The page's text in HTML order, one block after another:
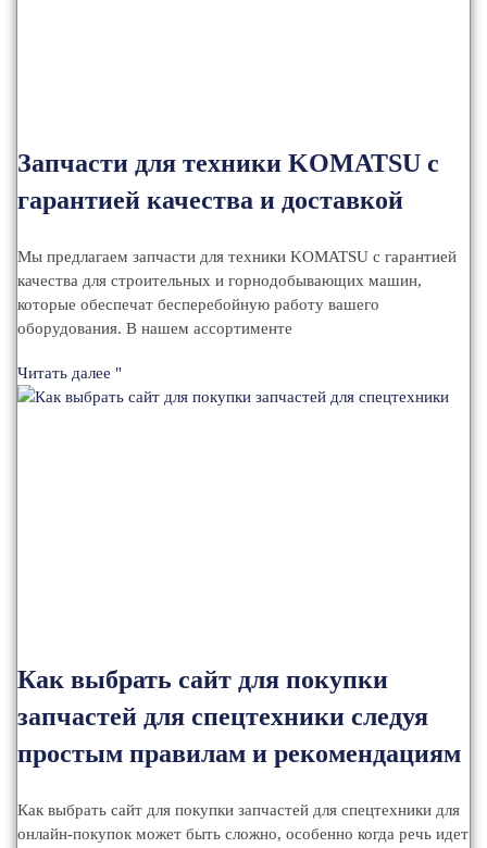
Запчасти для техники KOMATSU с
гарантией качества и доставкой
Мы предлагаем запчасти для техники KOMATSU с гарантией
качества для строительных и горнодобывающих машин,
которые обеспечат бесперебойную работу вашего
оборудования. В нашем ассортименте
Читать далее "
Как выбрать сайт для покупки
запчастей для спецтехники следуя
простым правилам и рекомендациям
Как выбрать сайт для покупки запчастей для спецтехники для
онлайн-покупок может быть сложно, особенно когда речь идет